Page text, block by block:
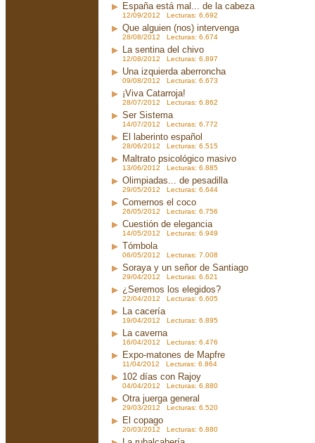
España está mal... de la cabeza
12/09/2012 Lecturas: 6.692
Que alguien (nos) intervenga
28/08/2012 Lecturas: 6.674
La sentina del chivo
12/08/2012 Lecturas: 6.897
Una izquierda aberroncha
09/08/2012 Lecturas: 6.673
¡Viva Catarroja!
28/07/2012 Lecturas: 6.862
Ser Sistema
14/07/2012 Lecturas: 6.772
El laberinto español
28/06/2012 Lecturas: 6.515
Maltrato psicológico masivo
13/06/2012 Lecturas: 6.885
Olimpiadas... de pesadilla
29/05/2012 Lecturas: 6.644
Comernos el coco
26/05/2012 Lecturas: 6.756
Cuestión de elegancia
14/05/2012 Lecturas: 6.949
Tómbola
06/05/2012 Lecturas: 7.008
Soraya y un señor de Santiago
29/04/2012 Lecturas: 6.621
¿Seremos los elegidos?
22/04/2012 Lecturas: 6.605
La cacería
19/04/2012 Lecturas: 6.895
La caverna
16/04/2012 Lecturas: 6.476
Expo-matones de Mapfre
11/04/2012 Lecturas: 6.864
102 días con Rajoy
04/04/2012 Lecturas: 6.880
Otra juerga general
29/03/2012 Lecturas: 6.520
El copago
20/03/2012 Lecturas: 6.880